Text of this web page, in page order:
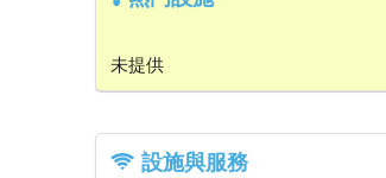
未提供
設施與服務